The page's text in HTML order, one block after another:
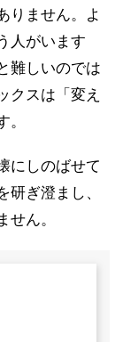
りません。よ
人がいます
難しいのでは
クスは「変え
にしのばせて
ぎ澄まし、
ん。